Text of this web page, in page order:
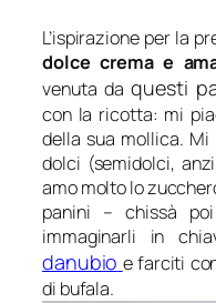
L’ispirazione per la
dolce crema e
venuta daquesti
con la ricotta: mi
della sua mollica.
dolci (semidolci,
amo molto lo
panini – chissà
immaginarli in
danubio e farciti
di bufala.